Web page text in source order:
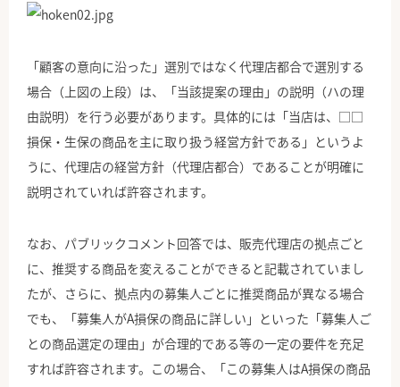
「顧客の意向に沿った」選別ではなく代理店都合で選別する
場合（上図の上段）は、「当該提案の理由」の説明（ハの理
由説明）を行う必要があります。具体的には「当店は、□□
損保・生保の商品を主に取り扱う経営方針である」というよ
うに、代理店の経営方針（代理店都合）であることが明確に
説明されていれば許容されます。
なお、パブリックコメント回答では、販売代理店の拠点ごと
に、推奨する商品を変えることができると記載されていまし
たが、さらに、拠点内の募集人ごとに推奨商品が異なる場合
でも、「募集人がA損保の商品に詳しい」といった「募集人ご
との商品選定の理由」が合理的である等の一定の要件を充足
すれば許容されます。この場合、「この募集人はA損保の商品